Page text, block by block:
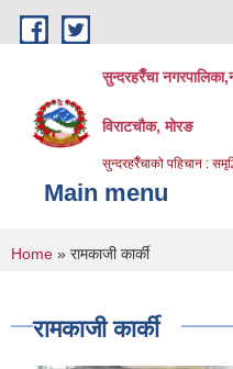
Skip to main content
सुन्दरहरैँचा
विराटचौक, मोरङ
सुन्दरहरैँचाको पहिचान :
Main menu
You are here
Home » रामकाजी कार्की
रामकाजी कार्की